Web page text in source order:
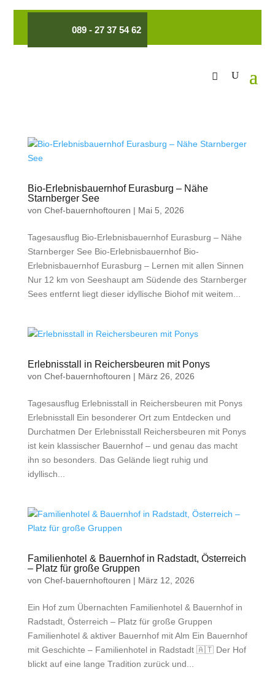
089 - 27 37 54 62
Bio-Erlebnisbauernhof Eurasburg – Nähe
Starnberger See
von Chef-bauernhoftouren | Mai 5, 2026
Tagesausflug Bio-Erlebnisbauernhof Eurasburg – Nähe
Starnberger See Bio-Erlebnisbauernhof Bio-
Erlebnisbauernhof Eurasburg – Lernen mit allen Sinnen
Nur 12 km von Seeshaupt am Südende des Starnberger
Sees entfernt liegt dieser idyllische Biohof mit weitem...
Erlebnisstall in Reichersbeuren mit Ponys
von Chef-bauernhoftouren | März 26, 2026
Tagesausflug Erlebnisstall in Reichersbeuren mit Ponys
Erlebnisstall Ein besonderer Ort zum Entdecken und
Durchatmen Der Erlebnisstall Reichersbeuren mit Ponys
ist kein klassischer Bauernhof – und genau das macht
ihn so besonders. Das Gelände liegt ruhig und
idyllisch...
Familienhotel & Bauernhof in Radstadt, Österreich
– Platz für große Gruppen
von Chef-bauernhoftouren | März 12, 2026
Ein Hof zum Übernachten Familienhotel & Bauernhof in
Radstadt, Österreich – Platz für große Gruppen
Familienhotel & aktiver Bauernhof mit Alm Ein Bauernhof
mit Geschichte – Familienhotel in Radstadt 🇦🇹 Der Hof
blickt auf eine lange Tradition zurück und...